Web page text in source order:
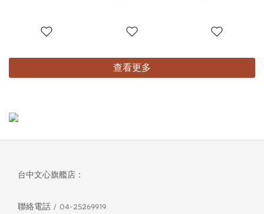
查看更多
台中文心旗艦店：
聯絡電話 / 04-25269919